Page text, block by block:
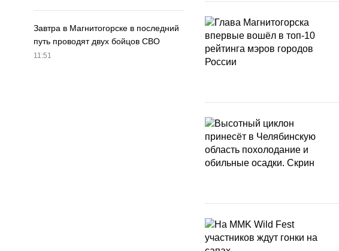
Завтра в Магнитогорске в последний
путь проводят двух бойцов СВО
11:51